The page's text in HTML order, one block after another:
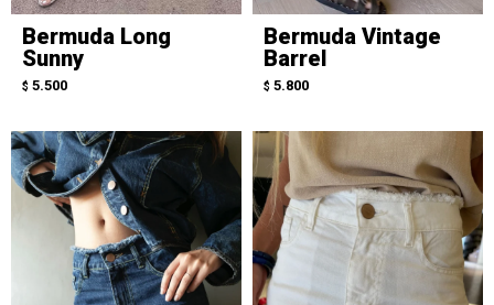
Bermuda Long
Sunny
$ 5.500
Bermuda Vintage
Barrel
$ 5.800